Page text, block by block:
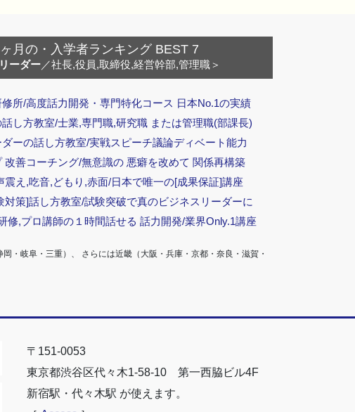
月の・入学者ランキング BEST 7
ーダー／社長,役員,取締役,経営幹部,管理職＞
所/高度話力開発・専門特化コース 日本No.1の実績
し方教室/士業,専門職,研究職 または管理職(部課長)
ーの話し方教室/実戦スピーチ議論ディベート能力
改善コーチング/無意識の 悪癖を改めて 関係再構築
震え,吃音,どもり,赤面/日本で唯一の[成果保証]講座
対策]話し方教室/試験突破で真のビジネスリーダーに
修,プロ講師の１時間話せる 話力開発/業界Only.1講座
・岐阜・三重）、 さらには近畿（大阪・兵庫・京都・奈良・滋賀・
〒151-0053
東京都渋谷区代々木1-58-10 第一西脇ビル4F
新宿駅・代々木駅 が使えます。